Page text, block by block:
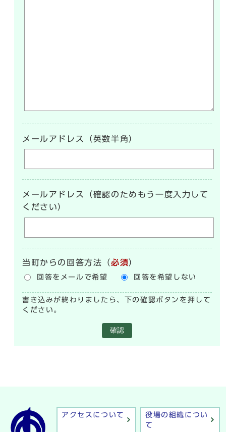
メールアドレス（英数半角）
メールアドレス（確認のためもう一度入力して
ください）
当町からの回答方法 （必須）
回答をメールで希望 回答を希望しない
書き込みが終わりましたら、下の確認ボタンを押して
ください。
確認
アクセスについて
役場の組織につい
て